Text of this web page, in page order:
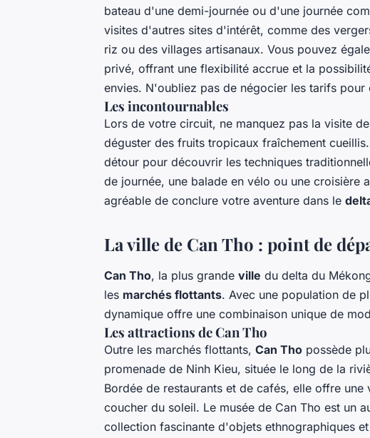
bateau d'une demi-journée ou d'une journée
visites d'autres sites d'intérêt, comme des
riz ou des villages artisanaux. Vous pouvez
privé, offrant une flexibilité accrue et la
envies. N'oubliez pas de négocier les tarifs
Les incontournables
Lors de votre circuit, ne manquez pas la visite
déguster des fruits tropicaux fraîchement
détour pour découvrir les techniques
de journée, une balade en vélo ou une croisière
agréable de conclure votre aventure dans le
La ville de Can Tho : point de
Can Tho, la plus grande ville du delta du
les marchés flottants. Avec une population de
dynamique offre une combinaison unique de
Les attractions de Can Tho
Outre les marchés flottants, Can Tho possède
promenade de Ninh Kieu, située le long de la
Bordée de restaurants et de cafés, elle offre
coucher du soleil. Le musée de Can Tho est un
collection fascinante d'objets ethnographiques